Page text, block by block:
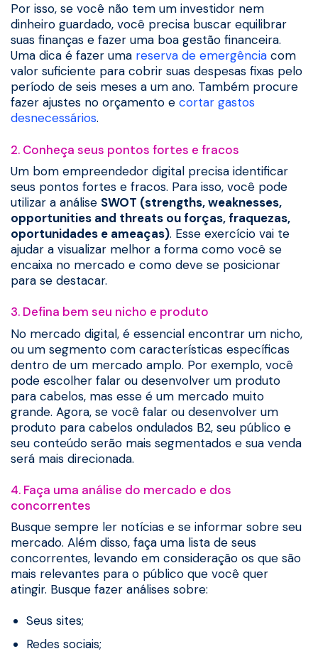
Por isso, se você não tem um investidor nem
dinheiro guardado, você precisa buscar equilibrar
suas finanças e fazer uma boa gestão financeira.
Uma dica é fazer uma reserva de emergência com
valor suficiente para cobrir suas despesas fixas pelo
período de seis meses a um ano. Também procure
fazer ajustes no orçamento e cortar gastos
desnecessários.
2. Conheça seus pontos fortes e fracos
Um bom empreendedor digital precisa identificar
seus pontos fortes e fracos. Para isso, você pode
utilizar a análise SWOT (strengths, weaknesses,
opportunities and threats ou forças, fraquezas,
oportunidades e ameaças). Esse exercício vai te
ajudar a visualizar melhor a forma como você se
encaixa no mercado e como deve se posicionar
para se destacar.
3. Defina bem seu nicho e produto
No mercado digital, é essencial encontrar um nicho,
ou um segmento com características específicas
dentro de um mercado amplo. Por exemplo, você
pode escolher falar ou desenvolver um produto
para cabelos, mas esse é um mercado muito
grande. Agora, se você falar ou desenvolver um
produto para cabelos ondulados B2, seu público e
seu conteúdo serão mais segmentados e sua venda
será mais direcionada.
4. Faça uma análise do mercado e dos
concorrentes
Busque sempre ler notícias e se informar sobre seu
mercado. Além disso, faça uma lista de seus
concorrentes, levando em consideração os que são
mais relevantes para o público que você quer
atingir. Busque fazer análises sobre:
Seus sites;
Redes sociais;